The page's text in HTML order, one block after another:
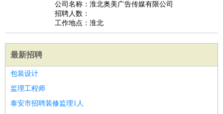
公司名称：淮北奥美广告传媒有限公司
招聘人数：
工作地点：淮北
最新招聘
包装设计
监理工程师
泰安市招聘装修监理1人